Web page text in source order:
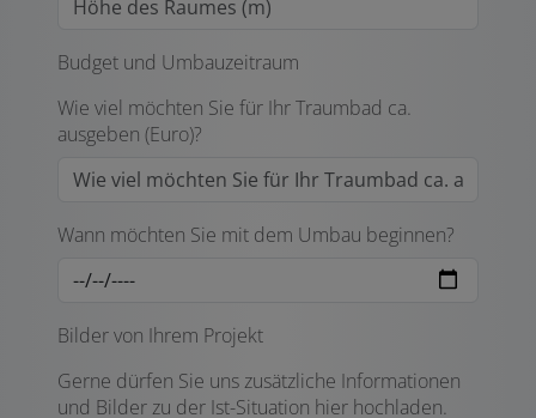
Budget und Umbauzeitraum
Wie viel möchten Sie für Ihr Traumbad ca.
ausgeben (Euro)?
Wann möchten Sie mit dem Umbau beginnen?
Bilder von Ihrem Projekt
Gerne dürfen Sie uns zusätzliche Informationen
und Bilder zu der Ist-Situation hier hochladen.